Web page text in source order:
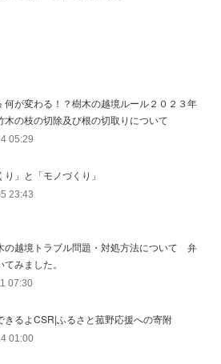
何が変わる！？樹木の越境ルール２０２３年
木の枝の切除及び根の切取りについて
05:29
り」と「モノづくり」
23:43
の越境トラブル問題・対処方法について 弁
みました。
07:30
きるよCSR|ふるさと菰野応援への寄附
01:00